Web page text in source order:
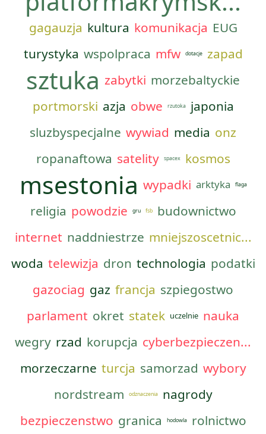
gagauzja kultura komunikacja EUG
turystyka wspolpraca mfw dotacje zapad
sztuka zabytki morzebaltyckie
portmorski azja obwe rzutoka
japonia
sluzbyspecjalne wywiad media onz
ropanaftowa satelity spacex kosmos
msestonia wypadki arktyka flaga
religia powodzie gru fsb
budownictwo
internet naddniestrze mniejszoscetnic...
woda telewizja dron technologia podatki
gazociag gaz francja szpiegostwo
parlament okret statek uczelnie nauka
wegry rzad korupcja cyberbezpieczen...
morzeczarne turcja samorzad wybory
nordstream
odznaczenia
nagrody
bezpieczenstwo granica hodowla
rolnictwo